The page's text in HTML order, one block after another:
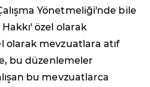
Yönetmeliği'nde bile
özel olarak
olarak mevzuatlara atıf
bu düzenlemeler
bu mevzuatlarca